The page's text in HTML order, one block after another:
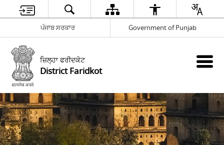
ਪੰਜਾਬ ਸਰਕਾਰ Government of Punjab
ਜ਼ਿਲ੍ਹਾ ਫਰੀਦਕੋਟ
District Faridkot